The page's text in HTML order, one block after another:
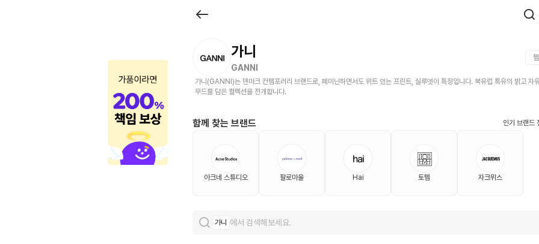
로
가니
GANNI
찜
가니(GANNI)는 덴마크 컨템포러리 브랜드로, 페미닌하면서도 위트 있는 프린트, 실루엣이 특징입니다. 북유럽 특유의 밝고 자
무드를 담은 컬렉션을 전개합니다.
함께 찾는 브랜드 인기 브랜드
아크네 스튜디오 팔로마울 Hai 토템 자크뮈스
가니 에서 검색해보세요.